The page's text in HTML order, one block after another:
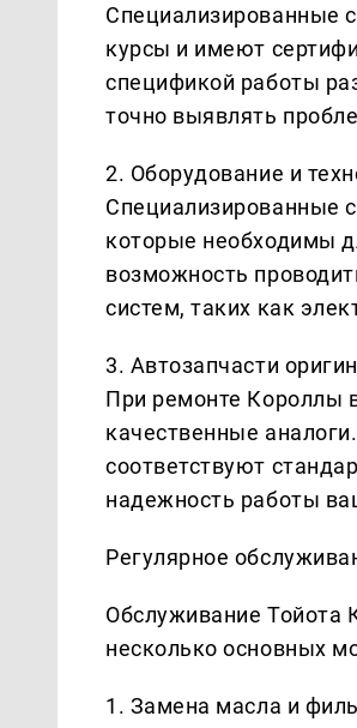
Специализированные
курсы и имеют
спецификой работы
точно выявлять
2. Оборудование и
Специализированные
которые необходимы
возможность
систем, таких как
3. Автозапчасти
При ремонте Короллы
качественные
соответствуют
надежность работы
Регулярное
Обслуживание Тойота
несколько основных
1. Замена масла и